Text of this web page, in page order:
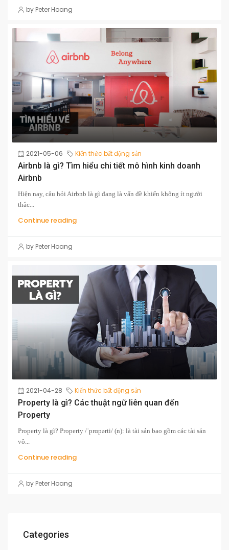
by Peter Hoang
2021-05-06 Kiến thức bất động sản
Airbnb là gì? Tìm hiểu chi tiết mô hình kinh doanh
Airbnb
Hiện nay, câu hỏi Airbnb là gì đang là vấn đề khiến không ít người
thắc...
Continue reading
by Peter Hoang
2021-04-28 Kiến thức bất động sản
Property là gì? Các thuật ngữ liên quan đến
Property
Property là gì? Property /ˈprɑpərti/ (n): là tài sản bao gồm các tài sản
vô...
Continue reading
by Peter Hoang
Categories